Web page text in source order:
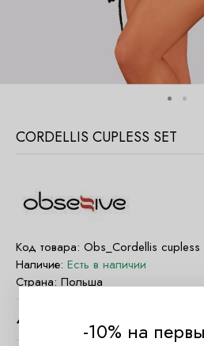
CORDELLIS CUPLESS SET
Код товара: Obs_Cordellis cupless
Наличие: Есть в наличии
Страна: Польша
4840 руб.-10% на